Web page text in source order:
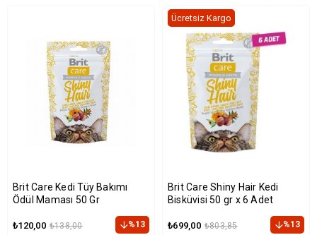
Brit Care Kedi Tüy Bakımı
Ödül Maması 50 Gr
₺120,00 ₺138,00 %13
Brit Care Shiny Hair Kedi
Bisküvisi 50 gr x 6 Adet
₺699,00 ₺803,85 %13
Ücretsiz Kargo